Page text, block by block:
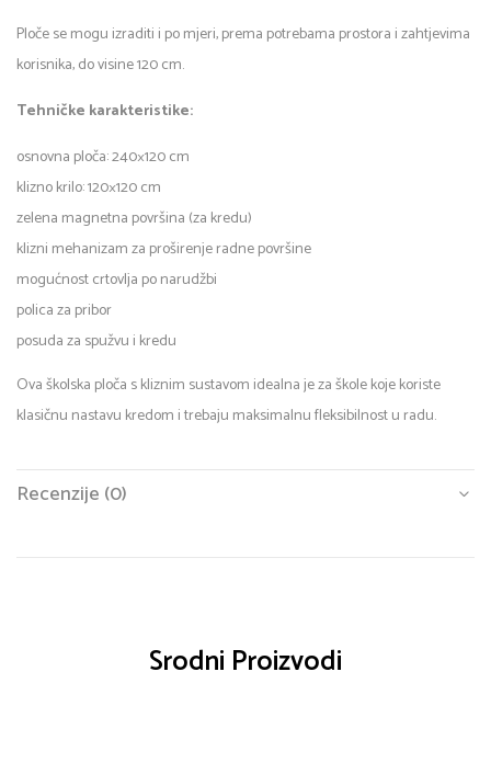
Ploče se mogu izraditi i po mjeri, prema potrebama prostora i zahtjevima
korisnika, do visine 120 cm.
Tehničke karakteristike:
osnovna ploča: 240×120 cm
klizno krilo: 120×120 cm
zelena magnetna površina (za kredu)
klizni mehanizam za proširenje radne površine
mogućnost crtovlja po narudžbi
polica za pribor
posuda za spužvu i kredu
Ova školska ploča s kliznim sustavom idealna je za škole koje koriste
klasičnu nastavu kredom i trebaju maksimalnu fleksibilnost u radu.
Recenzije (0)
Srodni Proizvodi